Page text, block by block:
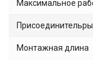
Максимальное
Монтажная длина